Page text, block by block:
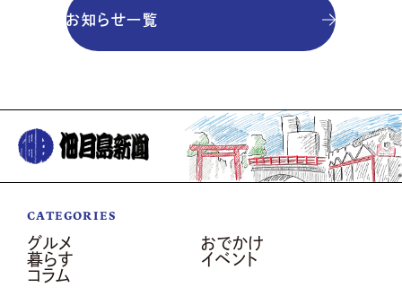
お知らせ一覧
CATEGORIES
グルメ
おでかけ
暮らす
イベント
コラム